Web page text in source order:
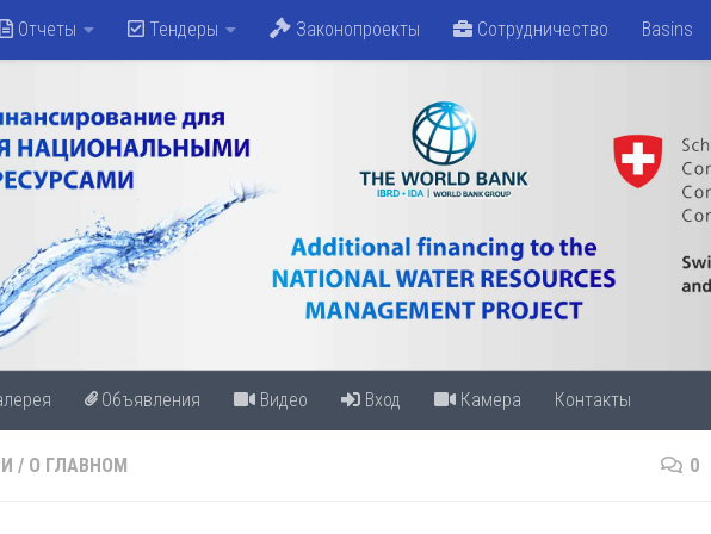
Отчеты Тендеры Законопроекты Сотрудничество Basins
Объявления Видео Вход Камера Контакты
/ О ГЛАВНОМ 0